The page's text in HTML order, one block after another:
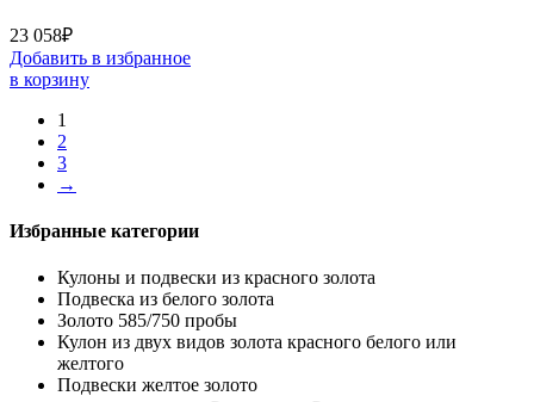
23 058₽
Добавить в избранное
в корзину
1
2
3
→
Избранные категории
Кулоны и подвески из красного золота
Подвеска из белого золота
Золото 585/750 пробы
Кулон из двух видов золота красного белого или
желтого
Подвески желтое золото